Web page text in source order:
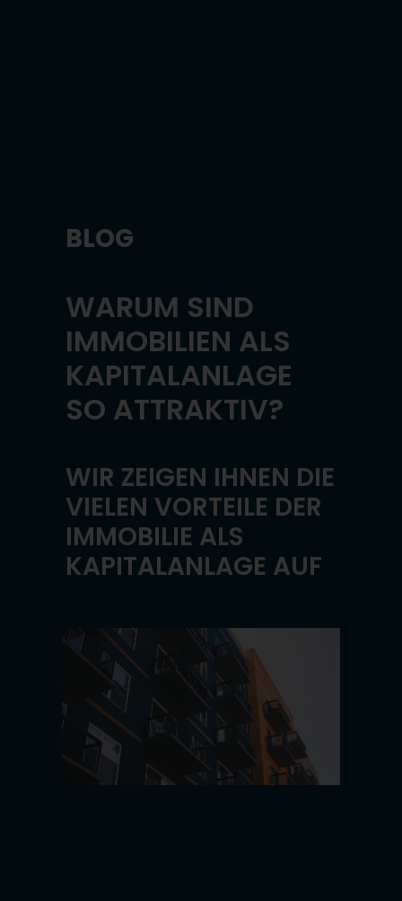
BLOG
WARUM SIND
IMMOBILIEN ALS
KAPITALANLAGE
SO ATTRAKTIV?
WIR ZEIGEN IHNEN DIE
VIELEN VORTEILE DER
IMMOBILIE ALS
KAPITALANLAGE AUF